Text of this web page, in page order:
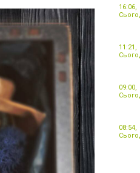
16:06,
11:21,
09:00,
08:54,